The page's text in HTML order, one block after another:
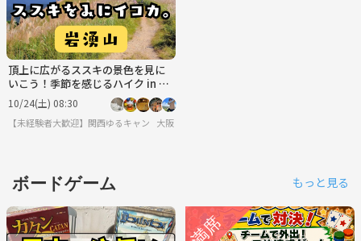
頂上に広がるススキの景色を見に
いこう！季節を感じるハイク in 岩
湧山
10/24(土) 08:30
【未経験者大歓迎】関西ゆるキャン・ゆるハイク
大阪
ボードゲーム もっと見る